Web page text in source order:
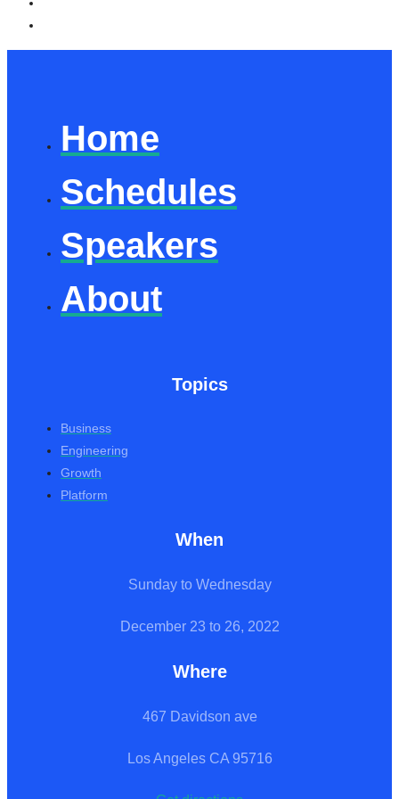
Home
Schedules
Speakers
About
Topics
Business
Engineering
Growth
Platform
When
Sunday to Wednesday
December 23 to 26, 2022
Where
467 Davidson ave
Los Angeles CA 95716